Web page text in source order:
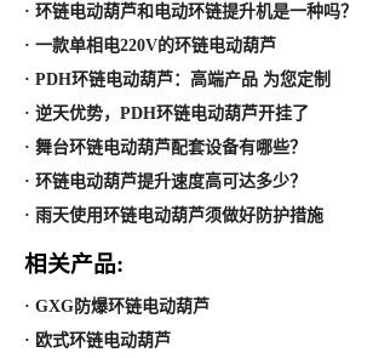
· 环链电动葫芦和电动环链提升机是一种吗？
· 一款单相电220V的环链电动葫芦
· PDH环链电动葫芦：高端产品 为您定制
· 逆天优势，PDH环链电动葫芦开挂了
· 舞台环链电动葫芦配套设备有哪些？
· 环链电动葫芦提升速度高可达多少？
· 雨天使用环链电动葫芦须做好防护措施
相关产品:
· GXG防爆环链电动葫芦
· 欧式环链电动葫芦